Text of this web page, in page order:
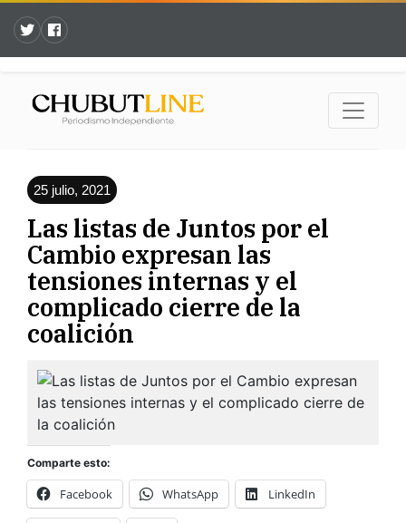
25 julio, 2021
Las listas de Juntos por el
Cambio expresan las
tensiones internas y el
complicado cierre de la
coalición
Comparte esto:
Facebook WhatsApp LinkedIn